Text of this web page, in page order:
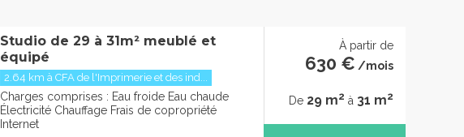
Studio de 29 à 31m² meublé et
équipé
2.64 km à CFA de l'Imprimerie et des ind...
Charges comprises : Eau froide Eau chaude
Électricité Chauffage Frais de copropriété
Internet
À partir de
630 € /mois
De 29 m2 à 31 m2